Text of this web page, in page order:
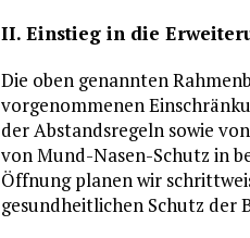
II. Einstieg in die
Die oben genannten
vorgenommenen
der Abstandsregeln sowie
von Mund-Nasen-Schutz in
Öffnung planen wir
gesundheitlichen Schutz der